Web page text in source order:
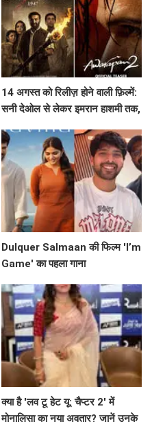
14 अगस्त को रिलीज़ होने वाली फ़िल्में:
सनी देओल से लेकर इमरान हाशमी तक,
Dulquer Salmaan की फिल्म 'I’m
Game' का पहला गाना
क्या है 'लव टू हेट यू: चैप्टर 2' में
मोनालिसा का नया अवतार? जानें उनके